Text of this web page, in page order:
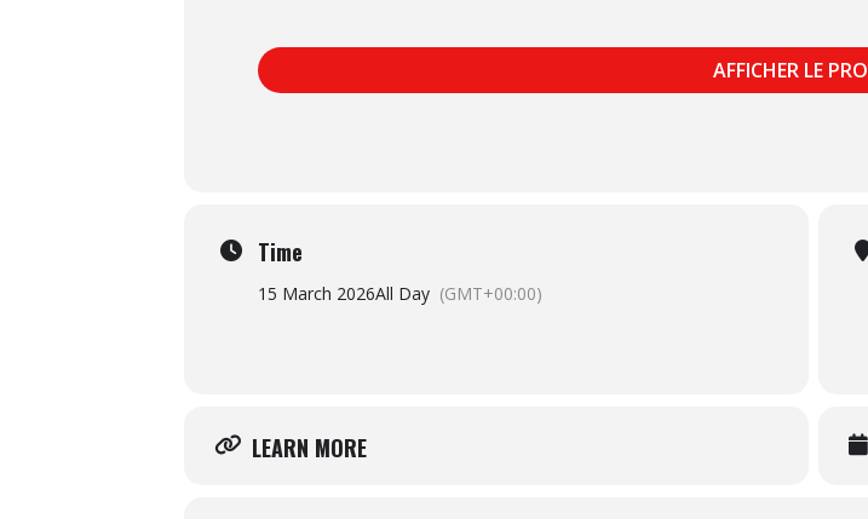
AFFICHER LE
Time
15 March 2026All Day (GMT+00:00)
LEARN MORE